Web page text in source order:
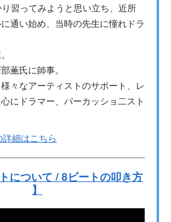
習ってみようと思い立ち、近所
通い始め、当時の先生に憧れドラ
薫氏に師事。
々なアーティストのサポート、レ
にドラマー、パーカッショ二スト
細はこちら
について / 8ビートの叩き方
】